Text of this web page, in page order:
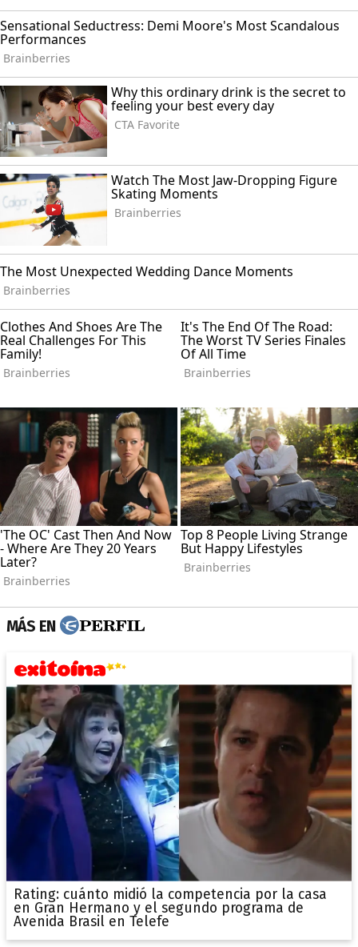
MÁS EN
Rating: cuánto midió la competencia por la casa
en Gran Hermano y el segundo programa de
Avenida Brasil en Telefe